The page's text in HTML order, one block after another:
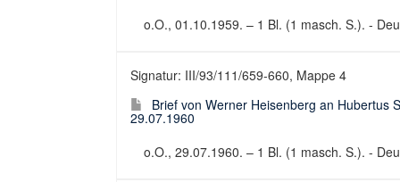
o.O., 01.10.1959. – 1 Bl. (1 masch. S.). -
Signatur: III/93/111/659-660, Mappe 4
Brief von Werner Heisenberg an Hubertus
29.07.1960
o.O., 29.07.1960. – 1 Bl. (1 masch. S.). -